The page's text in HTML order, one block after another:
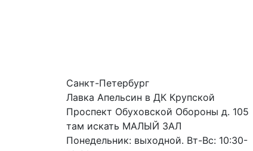
Санкт-Петербург
Лавка Апельсин в ДК Крупской
Проспект Обуховской Обороны д. 105
там искать МАЛЫЙ ЗАЛ
Понедельник: выходной. Вт-Вс: 10:30-